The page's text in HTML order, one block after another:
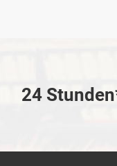
24